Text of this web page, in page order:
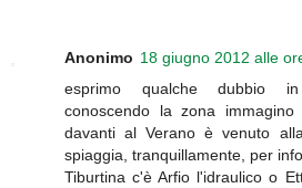
Anonimo 18 giugno 2012 alle
esprimo qualche dubbio in
conoscendo la zona
davanti al Verano è venuto
spiaggia, tranquillamente, per
Tiburtina c'è Arfio l'idraulico o